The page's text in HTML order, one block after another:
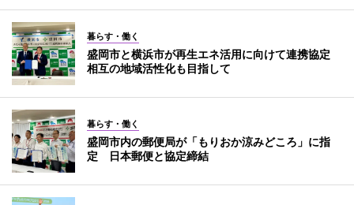
暮らす・働く
盛岡市と横浜市が再生エネ活用に向けて連携協定
相互の地域活性化も目指して
暮らす・働く
盛岡市内の郵便局が「もりおか涼みどころ」に指
定 日本郵便と協定締結